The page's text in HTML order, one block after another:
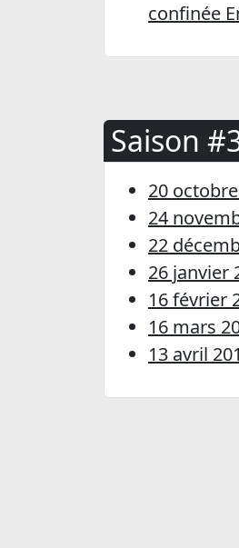
confinée
Saison
20
24
22
26 janvier
16 février
16 mars
13 avril